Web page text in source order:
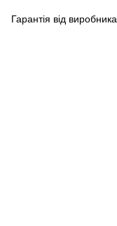
Гарантія від виробника